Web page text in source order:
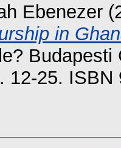
Ebenezer
in
12-25. ISBN